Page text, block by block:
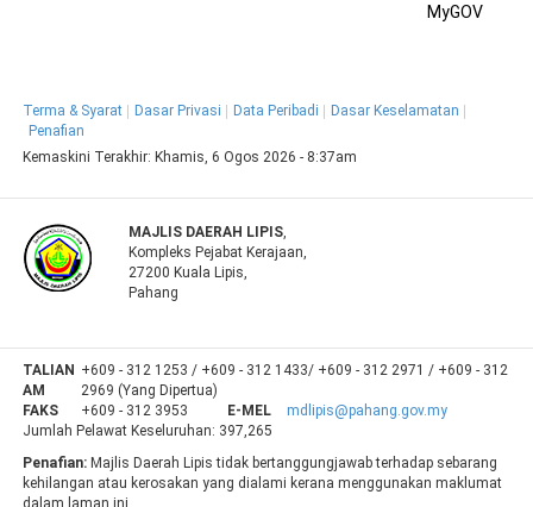
MyGOV
Terma & Syarat Dasar Privasi Data Peribadi
Dasar Keselamatan
Penafian
Kemaskini Terakhir: Khamis, 6 Ogos 2026 - 8:37am
MAJLIS DAERAH LIPIS,
Kompleks Pejabat Kerajaan,
27200 Kuala Lipis,
Pahang
TALIAN
AM
+609 - 312 1253 / +609 - 312 1433/ +609 - 312 2971 / +609 - 312
2969 (Yang Dipertua)
FAKS
+609 - 312 3953 E-MEL
mdlipis@pahang.gov.my
Jumlah Pelawat Keseluruhan: 397,265
Penafian: Majlis Daerah Lipis tidak bertanggungjawab terhadap sebarang
kehilangan atau kerosakan yang dialami kerana menggunakan maklumat